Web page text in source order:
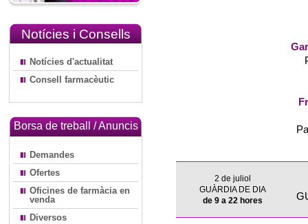
Notícies i Consells
Notícies d'actualitat
Consell farmacèutic
Borsa de treball / Anuncis
Demandes
Ofertes
Oficines de farmàcia en
venda
Diversos
2 de juliol
GUÀRDIA DE DIA
de 9 a 22 hores